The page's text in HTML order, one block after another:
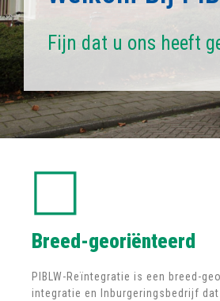
Fijn dat u ons heeft
Breed-georiënteerd
PIBLW-Reïntegratie is een breed-
integratie en Inburgeringsbedrijf